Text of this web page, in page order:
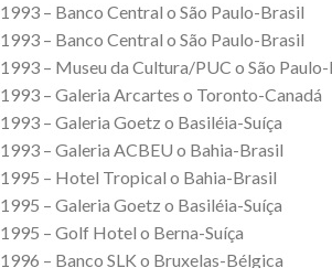
1993 – Banco Central o São Paulo-Brasil
1993 – Banco Central o São Paulo-Brasil
1993 – Museu da Cultura/PUC o São
1993 – Galeria Arcartes o Toronto-Canadá
1993 – Galeria Goetz o Basiléia-Suíça
1993 – Galeria ACBEU o Bahia-Brasil
1995 – Hotel Tropical o Bahia-Brasil
1995 – Galeria Goetz o Basiléia-Suíça
1995 – Golf Hotel o Berna-Suíça
1996 – Banco SLK o Bruxelas-Bélgica